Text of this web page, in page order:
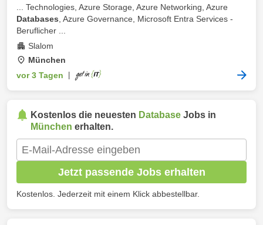
... Technologies, Azure Storage, Azure Networking, Azure
Databases , Azure Governance, Microsoft Entra Services -
Beruflicher ...
Slalom
München
vor 3 Tagen
Kostenlos die neuesten Database Jobs in
München erhalten.
Jetzt passende Jobs erhalten
Kostenlos. Jederzeit mit einem Klick abbestellbar.